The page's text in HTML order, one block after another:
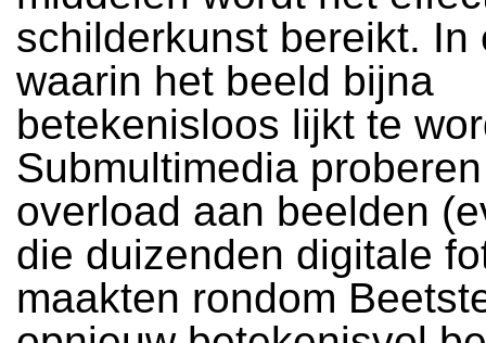
schilderkunst bereikt. In
waarin het beeld bijna
betekenisloos lijkt te
Submultimedia
overload aan beelden
die duizenden digitale
maakten rondom